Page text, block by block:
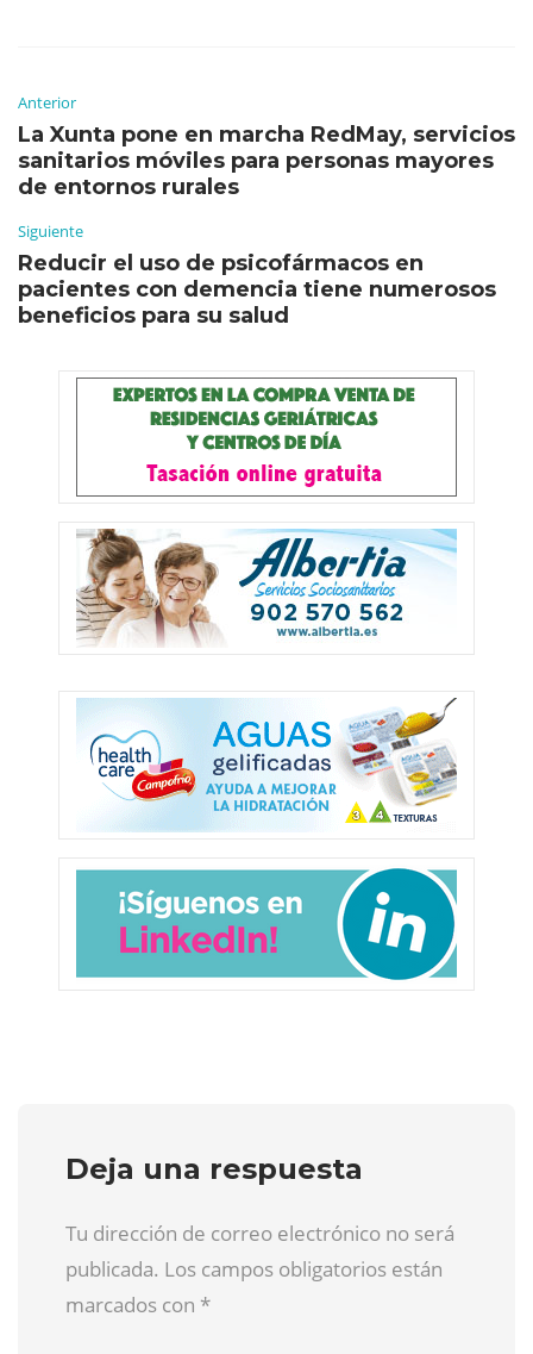
Anterior
La Xunta pone en marcha RedMay, servicios
sanitarios móviles para personas mayores
de entornos rurales
Siguiente
Reducir el uso de psicofármacos en
pacientes con demencia tiene numerosos
beneficios para su salud
Deja una respuesta
Tu dirección de correo electrónico no será
publicada. Los campos obligatorios están
marcados con *